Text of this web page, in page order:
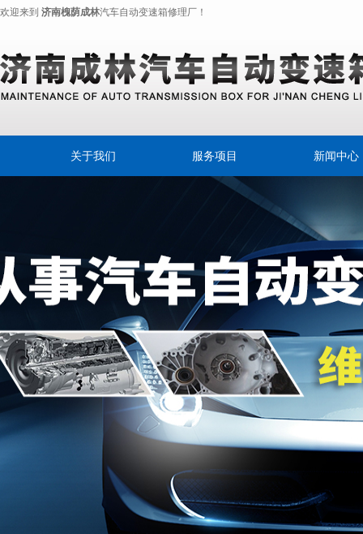
欢迎来到 济南槐荫成林汽车自动变速箱修理厂！
关于我们 服务项目
奔驰变速离合器
摩擦片
自动变速器
自动变速箱油
自动变速箱换油宝典
自动变速箱
新闻中心